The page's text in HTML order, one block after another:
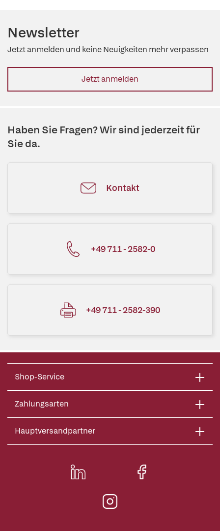
Newsletter
Jetzt anmelden und keine Neuigkeiten mehr verpassen
Jetzt anmelden
Haben Sie Fragen? Wir sind jederzeit für
Sie da.
Kontakt
+49 711 - 2582-0
+49 711 - 2582-390
Shop-Service
Zahlungsarten
Hauptversandpartner